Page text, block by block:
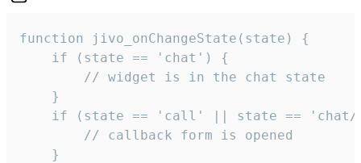
function jivo_onChangeState(state) {
    if (state == 'chat') {
        // widget is in the chat state
    }
if (state == 'call' || state ==
        // callback form is opened
    }